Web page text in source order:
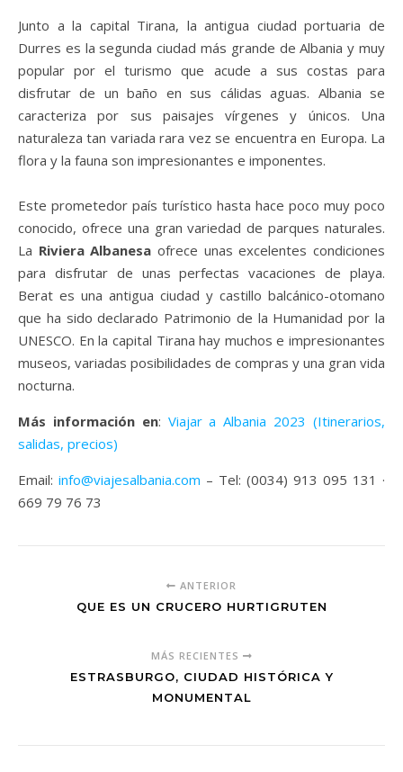
Junto a la capital Tirana, la antigua ciudad portuaria de
Durres es la segunda ciudad más grande de Albania y muy
popular por el turismo que acude a sus costas para
disfrutar de un baño en sus cálidas aguas. Albania se
caracteriza por sus paisajes vírgenes y únicos. Una
naturaleza tan variada rara vez se encuentra en Europa. La
flora y la fauna son impresionantes e imponentes.
Este prometedor país turístico hasta hace poco muy poco
conocido, ofrece una gran variedad de parques naturales.
La Riviera Albanesa ofrece unas excelentes condiciones
para disfrutar de unas perfectas vacaciones de playa.
Berat es una antigua ciudad y castillo balcánico-otomano
que ha sido declarado Patrimonio de la Humanidad por la
UNESCO. En la capital Tirana hay muchos e impresionantes
museos, variadas posibilidades de compras y una gran vida
nocturna.
Más información en: Viajar a Albania 2023 (Itinerarios,
salidas, precios)
Email: info@viajesalbania.com – Tel: (0034) 913 095 131 ·
669 79 76 73
ANTERIOR
QUE ES UN CRUCERO HURTIGRUTEN
MÁS RECIENTES
ESTRASBURGO, CIUDAD HISTÓRICA Y
MONUMENTAL